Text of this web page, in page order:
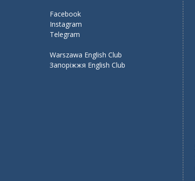
Facebook
Instagram
Telegram
Warszawa English Club
Запоріжжя English Club